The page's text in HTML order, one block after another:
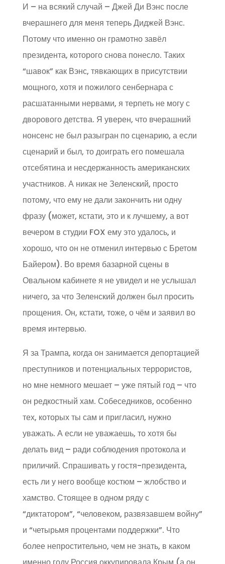
И – на всякий случай – Джей Ди Вэнс после
вчерашнего для меня теперь Диджей Вэнс.
Потому что именно он грамотно завёл
президента, которого снова понесло. Таких
“шавок” как Вэнс, тявкающих в присутствии
мощного, хотя и пожилого сенбернара с
расшатанными нервами, я терпеть не могу с
дворового детства. Я уверен, что вчерашний
нонсенс не был разыгран по сценарию, а если
сценарий и был, то доиграть его помешала
отсебятина и несдержанность американских
участников. А никак не Зеленский, просто
потому, что ему не дали закончить ни одну
фразу (может, кстати, это и к лучшему, а вот
вечером в студии FOX ему это удалось, и
хорошо, что он не отменил интервью с Бретом
Байером). Во время базарной сцены в
Овальном кабинете я не увидел и не услышал
ничего, за что Зеленский должен был просить
прощения. Он, кстати, тоже, о чём и заявил во
время интервью.
Я за Трампа, когда он занимается депортацией
преступников и потенциальных террористов,
но мне немного мешает – уже пятый год – что
он редкостный хам. Собеседников, особенно
тех, которых ты сам и пригласил, нужно
уважать. А если не уважаешь, то хотя бы
делать вид – ради соблюдения протокола и
приличий. Спрашивать у гостя-президента,
есть ли у него вообще костюм – жлобство и
хамство. Стоящее в одном ряду с
“диктатором”, “человеком, развязавшем войну”
и “четырьмя процентами поддержки”. Что
более непростительно, чем не знать, в каком